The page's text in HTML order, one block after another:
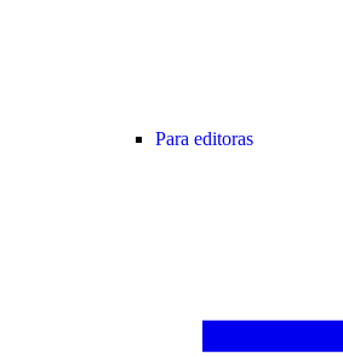
Para editoras